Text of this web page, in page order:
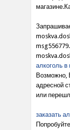
алкоголь в
Возможно,
адресной
или
заказать